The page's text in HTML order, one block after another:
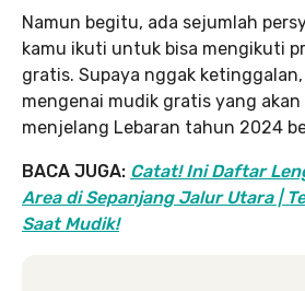
Namun begitu, ada sejumlah
kamu ikuti untuk bisa mengikuti
gratis. Supaya nggak
mengenai mudik gratis yang
menjelang Lebaran tahun 2024
BACA JUGA: Catat! Ini Daftar
Area di Sepanjang Jalur Utara |
Saat Mudik!